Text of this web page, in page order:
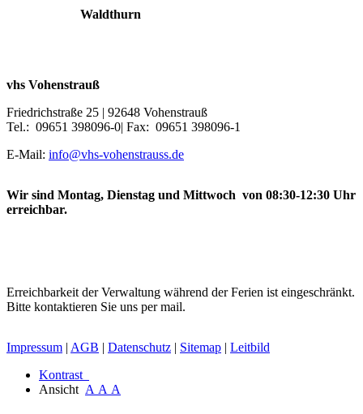
Waldthurn
vhs Vohenstrauß
Friedrichstraße 25 | 92648 Vohenstrauß
Tel.: 09651 398096-0| Fax: 09651 398096-1
E-Mail: info@vhs-vohenstrauss.de
Wir sind Montag, Dienstag und Mittwoch von 08:30-12:30 Uhr
erreichbar.
Erreichbarkeit der Verwaltung während der Ferien ist eingeschränkt.
Bitte kontaktieren Sie uns per mail.
Impressum | AGB | Datenschutz | Sitemap | Leitbild
Kontrast
Ansicht A A A